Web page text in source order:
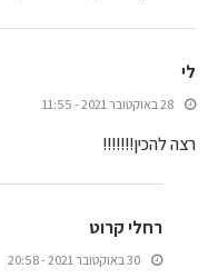
לי
28 באוקטובר 2021 - 11:55
רצה להכין!!!!!!!
רחלי קרוט
30 באוקטובר 2021 - 20:58